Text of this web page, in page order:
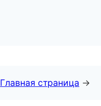
Главная страница →